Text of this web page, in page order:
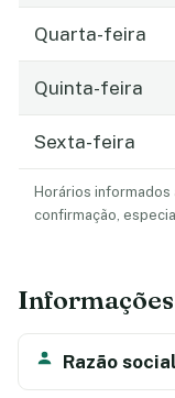
Quarta-feira
Quinta-feira
Sexta-feira
Horários informados
confirmação,
Informações
Razão